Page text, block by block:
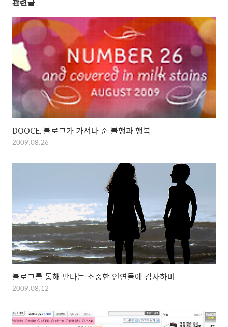
DOOCE, 블로그가 가져다 준 불행과 행복
2009.08.26
블로그를 통해 만나는 소중한 인연들에 감사하며
2009.08.12